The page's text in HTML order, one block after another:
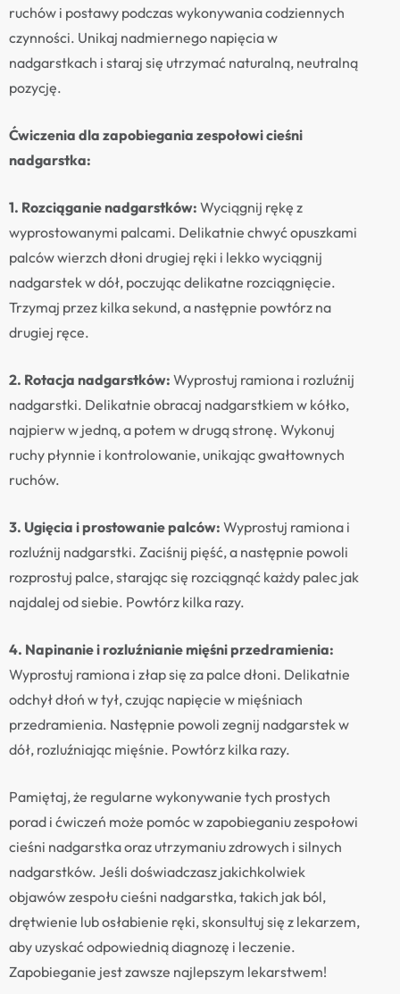
ruchów i postawy podczas wykonywania codziennych
czynności. Unikaj nadmiernego napięcia w
nadgarstkach i staraj się utrzymać naturalną, neutralną
pozycję.
Ćwiczenia dla zapobiegania zespołowi cieśni
nadgarstka:
1. Rozciąganie nadgarstków: Wyciągnij rękę z
wyprostowanymi palcami. Delikatnie chwyć opuszkami
palców wierzch dłoni drugiej ręki i lekko wyciągnij
nadgarstek w dół, poczując delikatne rozciągnięcie.
Trzymaj przez kilka sekund, a następnie powtórz na
drugiej ręce.
2. Rotacja nadgarstków: Wyprostuj ramiona i rozluźnij
nadgarstki. Delikatnie obracaj nadgarstkiem w kółko,
najpierw w jedną, a potem w drugą stronę. Wykonuj
ruchy płynnie i kontrolowanie, unikając gwałtownych
ruchów.
3. Ugięcia i prostowanie palców: Wyprostuj ramiona i
rozluźnij nadgarstki. Zaciśnij pięść, a następnie powoli
rozprostuj palce, starając się rozciągnąć każdy palec jak
najdalej od siebie. Powtórz kilka razy.
4. Napinanie i rozluźnianie mięśni przedramienia:
Wyprostuj ramiona i złap się za palce dłoni. Delikatnie
odchył dłoń w tył, czując napięcie w mięśniach
przedramienia. Następnie powoli zegnij nadgarstek w
dół, rozluźniając mięśnie. Powtórz kilka razy.
Pamiętaj, że regularne wykonywanie tych prostych
porad i ćwiczeń może pomóc w zapobieganiu zespołowi
cieśni nadgarstka oraz utrzymaniu zdrowych i silnych
nadgarstków. Jeśli doświadczasz jakichkolwiek
objawów zespołu cieśni nadgarstka, takich jak ból,
drętwienie lub osłabienie ręki, skonsultuj się z lekarzem,
aby uzyskać odpowiednią diagnozę i leczenie.
Zapobieganie jest zawsze najlepszym lekarstwem!